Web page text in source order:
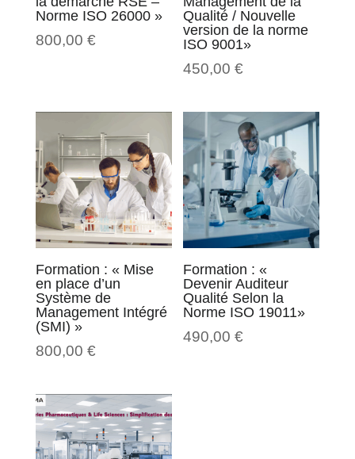
Norme ISO 26000 »
800,00 €
Qualité / Nouvelle
version de la norme
ISO 9001»
450,00€
Formation : « Mise
en place d’un
Système de
Management Intégré
(SMI) »
800,00 €
Formation : «
Devenir Auditeur
Qualité Selon la
Norme ISO 19011»
490,00€